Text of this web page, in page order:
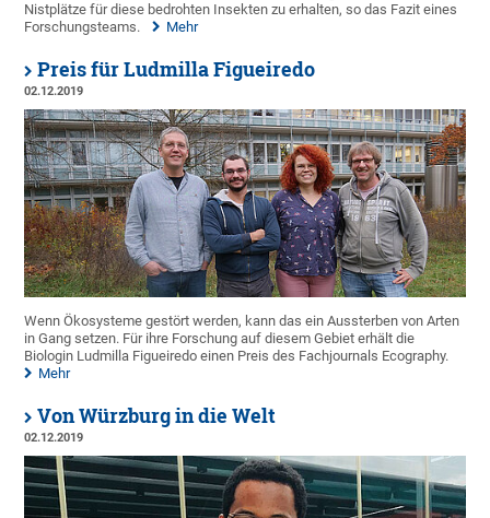
Nistplätze für diese bedrohten Insekten zu erhalten, so das Fazit eines
Forschungsteams.
Mehr
Preis für Ludmilla Figueiredo
02.12.2019
Wenn Ökosysteme gestört werden, kann das ein Aussterben von Arten
in Gang setzen. Für ihre Forschung auf diesem Gebiet erhält die
Biologin Ludmilla Figueiredo einen Preis des Fachjournals Ecography.
Mehr
Von Würzburg in die Welt
02.12.2019